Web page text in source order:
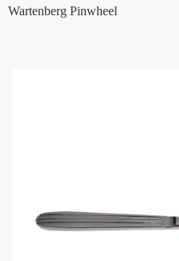
Wartenberg Pinwheel